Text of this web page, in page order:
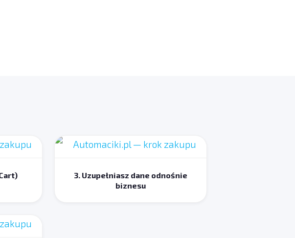
3. Uzupełniasz dane odnośnie
biznesu